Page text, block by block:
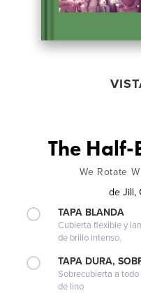
The
We Rotate
de Jill,
TAPA BLANDA
Cubierta flexible y
de brillo intenso.
TAPA DURA,
Sobrecubierta a
de lino